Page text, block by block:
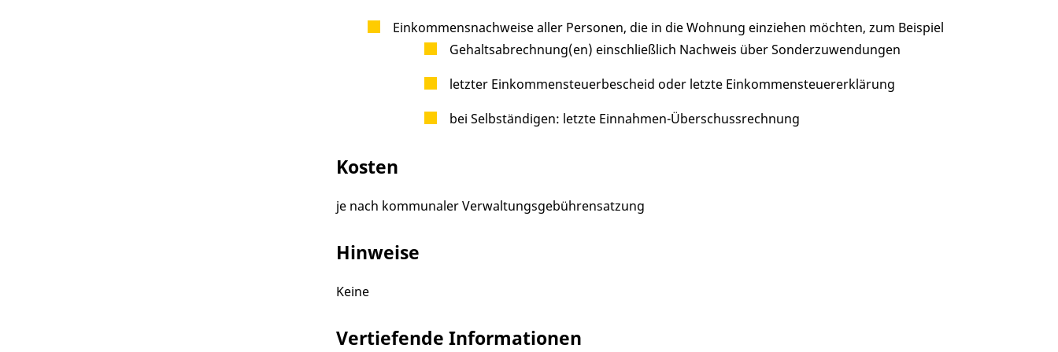
Einkommensnachweise aller Personen, die in die Wohnung einziehen möchten, zum Beispiel
Gehaltsabrechnung(en) einschließlich Nachweis über Sonderzuwendungen
letzter Einkommensteuerbescheid oder letzte Einkommensteuererklärung
bei Selbständigen: letzte Einnahmen-Überschussrechnung
Kosten
je nach kommunaler Verwaltungsgebührensatzung
Hinweise
Keine
Vertiefende Informationen